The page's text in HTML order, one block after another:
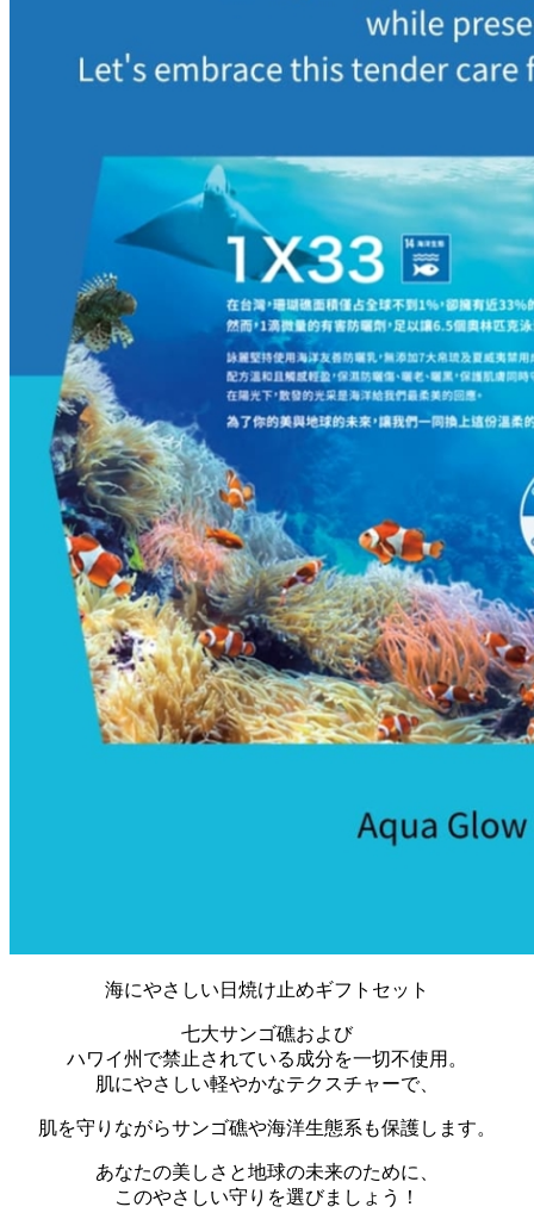
海にやさしい日焼け止めギフトセット
七大サンゴ礁および
ハワイ州で禁止されている成分を一切不使用。
肌にやさしい軽やかなテクスチャーで、
肌を守りながらサンゴ礁や海洋生態系も保護します。
あなたの美しさと地球の未来のために、
このやさしい守りを選びましょう！